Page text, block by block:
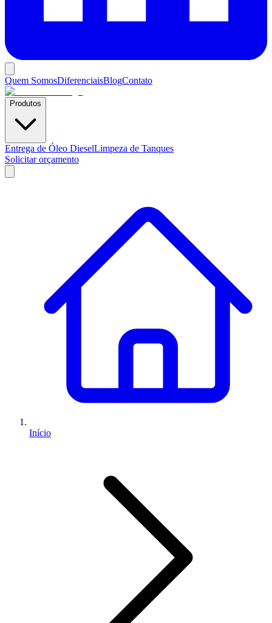
Quem SomosDiferenciaisBlogContato
Produtos
Entrega de Óleo DieselLimpeza de Tanques
Solicitar orçamento
Início